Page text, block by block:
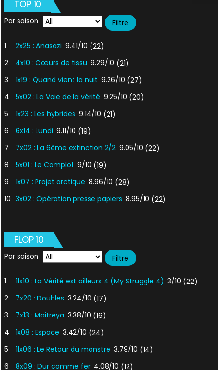
TOP 10
Par saison
1 2x25 : Anasazi 9.41/10 (22)
2
4x10 : Cœurs de tissu 9.29/10 (21)
3
1x19 : Quand vient la nuit 9.26/10 (27)
4
5x02 : La Voie de la vérité 9.25/10 (20)
5
1x23 : Les hybrides 9.14/10 (21)
6
6x14 : Lundi 9.11/10 (19)
7
7x02 : La 6ème extinction 2/2 9.05/10 (22)
8
5x01 : Le Complot 9/10 (19)
9
1x07 : Projet arctique 8.96/10 (28)
10 3x02 : Opération presse papiers 8.95/10 (22)
FLOP 10
Par saison
1 11x10 : La Vérité est ailleurs 4 (My Struggle 4) 3/10 (22)
2
7x20 : Doubles 3.24/10 (17)
3
7x13 : Maitreya 3.38/10 (16)
4
1x08 : Espace 3.42/10 (24)
5
11x06 : Le Retour du monstre 3.79/10 (14)
6
8x09 : Dur comme fer 4.08/10 (12)